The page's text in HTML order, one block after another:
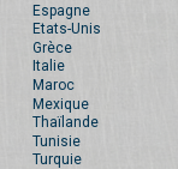
Espagne
Etats-Unis
Grèce
Italie
Maroc
Mexique
Thaïlande
Tunisie
Turquie